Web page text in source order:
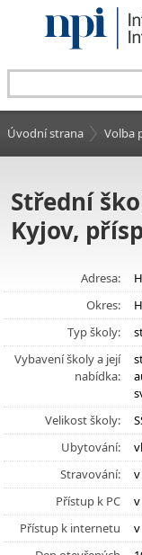
Úvodní strana Volba
Střední
Kyjov,
Adresa:
Okres:
Typ školy:
Vybavení školy a její
nabídka:
Velikost školy:
Ubytování:
Stravování:
Přístup k PC
Přístup k internetu